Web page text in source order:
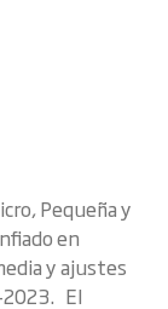
Pequeña y
en
y ajustes
El